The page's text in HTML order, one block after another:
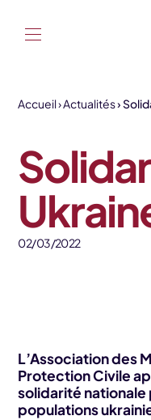
Accueil Actualités
02/03/2022
L’Association des
Protection Civile
solidarité nationale
populations